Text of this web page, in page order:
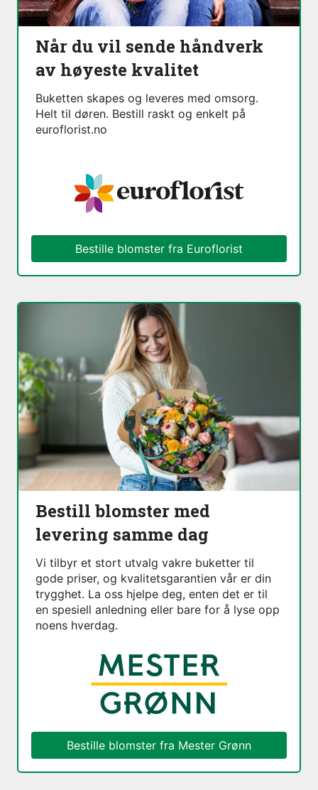
Når du vil sende håndverk
av høyeste kvalitet
Buketten skapes og leveres med omsorg.
Helt til døren. Bestill raskt og enkelt på
euroflorist.no
Bestille blomster fra Euroflorist
Bestill blomster med
levering samme dag
Vi tilbyr et stort utvalg vakre buketter til
gode priser, og kvalitetsgarantien vår er din
trygghet. La oss hjelpe deg, enten det er til
en spesiell anledning eller bare for å lyse opp
noens hverdag.
Bestille blomster fra Mester Grønn